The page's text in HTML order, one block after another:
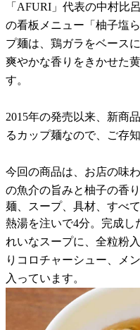
「AFURI」代表の中村比
の看板メニュー「柚子塩
プ麺は、鶏ガラをベース
爽やかな香りをきかせた
す。
2015年の発売以来、新商
るカップ麺なので、ご存
今回の商品は、お店の味
の魚介の旨みと柚子の香
麺、スープ、具材、すべ
熱湯を注いで4分。完成し
れいなスープに、全粒粉
りコロチャーシュー、メ
入っています。